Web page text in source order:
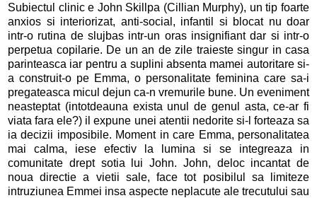
Subiectul clinic e John Skillpa (Cillian Murphy), un tip foarte
anxios si interiorizat, anti-social, infantil si blocat nu doar
intr-o rutina de slujbas intr-un oras insignifiant dar si intr-o
perpetua copilarie. De un an de zile traieste singur in casa
parinteasca iar pentru a suplini absenta mamei autoritare si-
a construit-o pe Emma, o personalitate feminina care sa-i
pregateasca micul dejun ca-n vremurile bune. Un eveniment
neasteptat (intotdeauna exista unul de genul asta, ce-ar fi
viata fara ele?) il expune unei atentii nedorite si-l forteaza sa
ia decizii imposibile. Moment in care Emma, personalitatea
mai calma, iese efectiv la lumina si se integreaza in
comunitate drept sotia lui John. John, deloc incantat de
noua directie a vietii sale, face tot posibilul sa limiteze
intruziunea Emmei insa aspecte neplacute ale trecutului sau